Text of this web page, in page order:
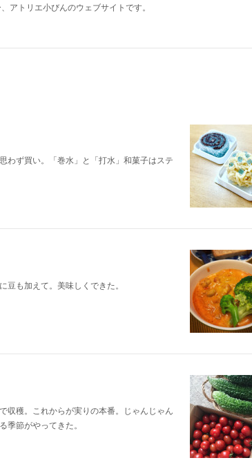
アトリエ小びんのウェブサイトです。
わず買い。「巻水」と「打水」和菓子はステ
も加えて。美味しくできた。
収穫。これからが実りの本番。じゃんじゃん
節がやってきた。